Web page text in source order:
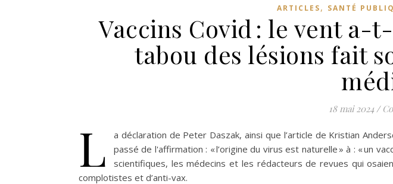
ARTICLES, SANTÉ
Vaccins Covid : le vent a-
tabou des lésions fait
18 mai 2024 /
L
a déclaration de Peter Daszak, ainsi que l’article de Kristian
passé de l'affirmation : « l’origine du virus est naturelle » à : « un
scientifiques, les médecins et les rédacteurs de revues qui
complotistes et d’anti-vax.